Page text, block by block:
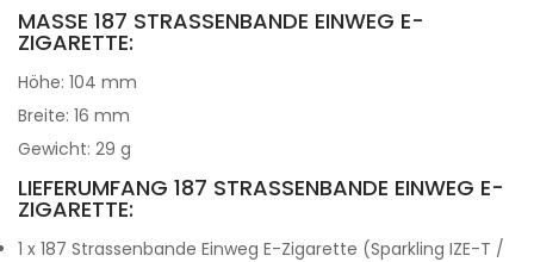
MASSE 187 STRASSENBANDE EINWEG E-Z
IGARETTE:
Höhe: 104 mm
Breite: 16 mm
Gewicht: 29 g
LIEFERUMFANG 187 STRASSENBANDE EINWEG E-
ZIGARETTE:
1 x 187 Strassenbande Einweg E-Zigarette (Sparkling IZE-T /